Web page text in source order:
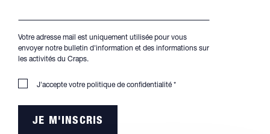
Votre adresse mail est uniquement utilisée pour vous
envoyer notre bulletin d'information et des informations sur
les activités du Craps.
J'accepte votre politique de confidentialité *